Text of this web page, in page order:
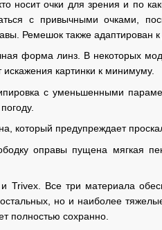
носит очки для зрения и по
с привычными очками,
Ремешок также адаптирован
форма линз. В некоторых
картинки к минимуму.
с уменьшенными
который предупреждает
оправы пущена мягкая
Все три материала
но и наиболее
полностью сохранно.